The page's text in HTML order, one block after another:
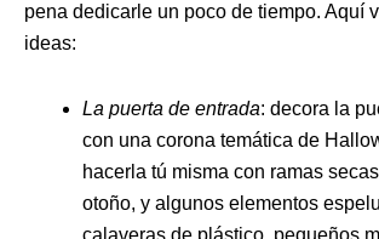
pena dedicarle un poco de tiempo. Aquí
ideas:
La puerta de entrada: decora la
con una corona temática de
hacerla tú misma con ramas
otoño, y algunos elementos
calaveras de plástico, pequeños